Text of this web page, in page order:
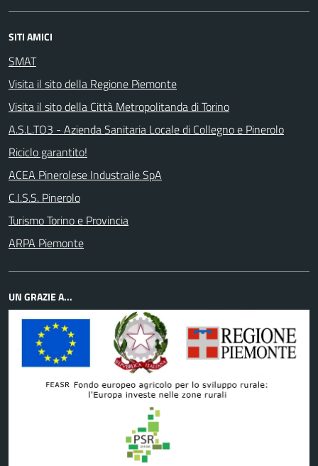
SITI AMICI
SMAT
Visita il sito della Regione Piemonte
Visita il sito della Città Metropolitanda di Torino
A.S.L.TO3 - Azienda Sanitaria Locale di Collegno e Pinerolo
Riciclo garantito!
ACEA Pinerolese Industraile SpA
C.I.S.S. Pinerolo
Turismo Torino e Provincia
ARPA Piemonte
UN GRAZIE A...